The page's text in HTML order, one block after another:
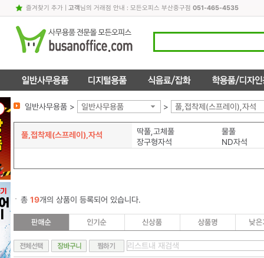
즐겨찾기 추가| 고객님의 거래점 안내 : 모든오피스 부산중구점 051-465-4535
일반사무용품 > 일반사무용품 > 풀,접착제(스프레이),자석
풀,접착제(스프레이),자석 딱풀,고체풀
물풀
장구형자석
ND자석
총 19개의 상품이 등록되어 있습니다.